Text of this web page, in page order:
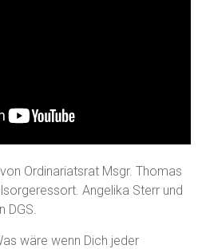
Ordinariatsrat Msgr. Thomas
Angelika Sterr und
DGS.
wäre wenn Dich jeder